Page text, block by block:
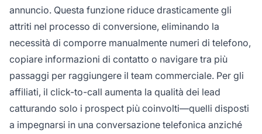
annuncio. Questa funzione riduce drasticamente gli
attriti nel processo di conversione, eliminando la
necessità di comporre manualmente numeri di telefono,
copiare informazioni di contatto o navigare tra più
passaggi per raggiungere il team commerciale. Per gli
affiliati, il click-to-call aumenta la qualità dei lead
catturando solo i prospect più coinvolti—quelli disposti
a impegnarsi in una conversazione telefonica anziché